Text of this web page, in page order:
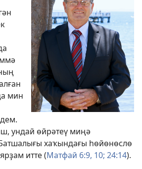
мин
ундай өйрәтеү миңә
хаҡындағы һөйөнөслө
итте (Матфай 6:9, 10; 24:14).